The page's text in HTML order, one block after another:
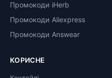
Промокоди iHerb
Промокоди Aliexpress
Промокоди Answear
КОРИСНЕ